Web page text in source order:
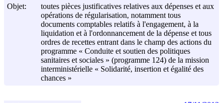
Objet:
toutes pièces justificatives relatives aux dépenses et aux
opérations de régularisation, notamment tous
documents comptables relatifs à l'engagement, à la
liquidation et à l'ordonnancement de la dépense et tous
ordres de recettes entrant dans le champ des actions du
programme « Conduite et soutien des politiques
sanitaires et sociales » (programme 124) de la mission
interministérielle « Solidarité, insertion et égalité des
chances »